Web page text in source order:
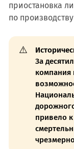
приостановка
по
⚠️
За
компания
привело